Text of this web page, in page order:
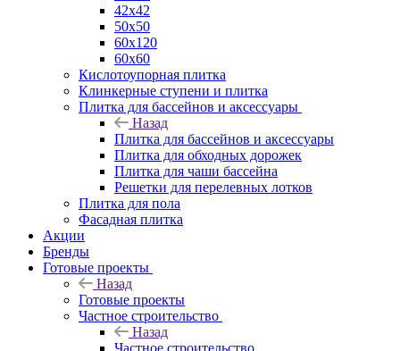
42х42
50х50
60х120
60х60
Кислотоупорная плитка
Клинкерные ступени и плитка
Плитка для бассейнов и аксессуары
Назад
Плитка для бассейнов и аксессуары
Плитка для обходных дорожек
Плитка для чаши бассейна
Решетки для перелевных лотков
Плитка для пола
Фасадная плитка
Акции
Бренды
Готовые проекты
Назад
Готовые проекты
Частное строительство
Назад
Частное строительство